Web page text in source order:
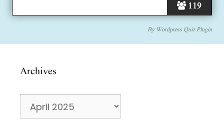
119
By Wordpress Quiz Plugin
Archives
Archives